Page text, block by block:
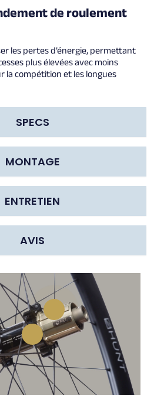
SPECS
MONTAGE
ENTRETIEN
AVIS
de roulement
les pertes d’énergie, permettant
plus élevées avec moins
la compétition et les longues